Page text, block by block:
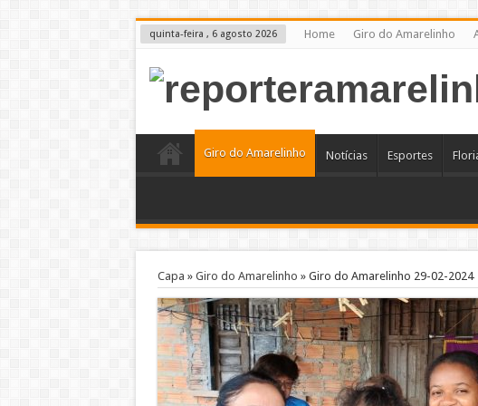
quinta-feira , 6 agosto 2026 Home Giro do Amarelinho
Giro do Amarelinho Notícias Esportes
Capa » Giro do Amarelinho » Giro do Amarelinho 29-02-2024